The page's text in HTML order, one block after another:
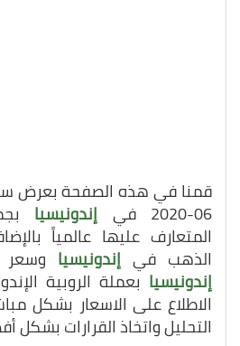
06-2020 في إندونيسيا
المتعارف عليها عالمياً
الذهب في إندونيسيا
إندونيسيا بعملة الروبية
الاطلاع على الاسعار بشكل
التحليل واتخاذ القرارات بشكل